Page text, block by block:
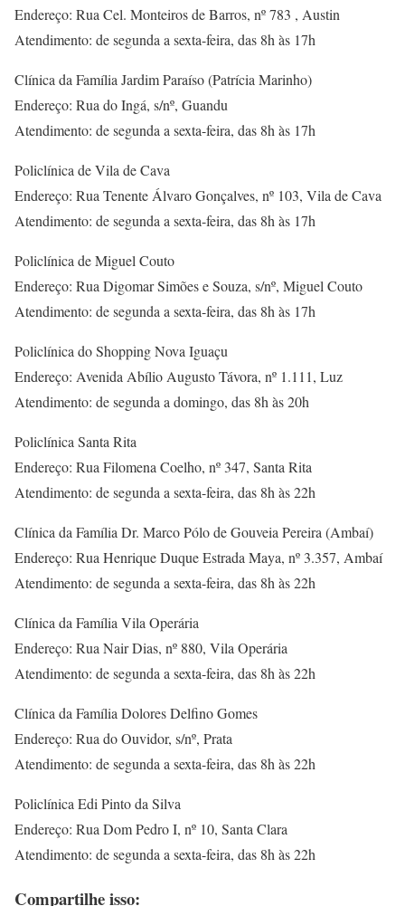
Endereço: Rua Cel. Monteiros de Barros, nº 783 , Austin
Atendimento: de segunda a sexta-feira, das 8h às 17h
Clínica da Família Jardim Paraíso (Patrícia Marinho)
Endereço: Rua do Ingá, s/nº, Guandu
Atendimento: de segunda a sexta-feira, das 8h às 17h
Policlínica de Vila de Cava
Endereço: Rua Tenente Álvaro Gonçalves, nº 103, Vila de Cava
Atendimento: de segunda a sexta-feira, das 8h às 17h
Policlínica de Miguel Couto
Endereço: Rua Digomar Simões e Souza, s/nº, Miguel Couto
Atendimento: de segunda a sexta-feira, das 8h às 17h
Policlínica do Shopping Nova Iguaçu
Endereço: Avenida Abílio Augusto Távora, nº 1.111, Luz
Atendimento: de segunda a domingo, das 8h às 20h
Policlínica Santa Rita
Endereço: Rua Filomena Coelho, nº 347, Santa Rita
Atendimento: de segunda a sexta-feira, das 8h às 22h
Clínica da Família Dr. Marco Pólo de Gouveia Pereira (Ambaí)
Endereço: Rua Henrique Duque Estrada Maya, nº 3.357, Ambaí
Atendimento: de segunda a sexta-feira, das 8h às 22h
Clínica da Família Vila Operária
Endereço: Rua Nair Dias, nº 880, Vila Operária
Atendimento: de segunda a sexta-feira, das 8h às 22h
Clínica da Família Dolores Delfino Gomes
Endereço: Rua do Ouvidor, s/nº, Prata
Atendimento: de segunda a sexta-feira, das 8h às 22h
Policlínica Edi Pinto da Silva
Endereço: Rua Dom Pedro I, nº 10, Santa Clara
Atendimento: de segunda a sexta-feira, das 8h às 22h
Compartilhe isso: